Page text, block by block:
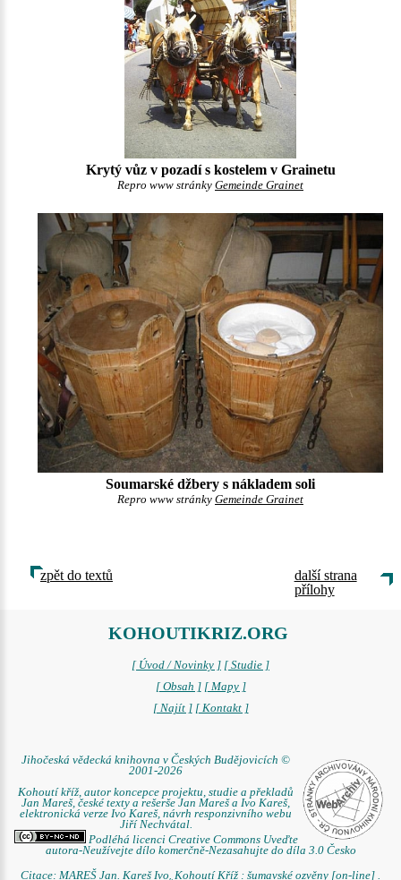
Krytý vůz v pozadí s kostelem v Grainetu
Repro www stránky Gemeinde Grainet
Soumarské džbery s nákladem soli
Repro www stránky Gemeinde Grainet
zpět do textů
další strana
přílohy
KOHOUTIKRIZ.ORG
[ Úvod / Novinky ] [ Studie ]
[ Obsah ] [ Mapy ]
[ Najít ] [ Kontakt ]
Jihočeská vědecká knihovna v Českých Budějovicích ©
2001-2026
Kohoutí kříž, autor koncepce projektu, studie a překladů
Jan Mareš, české texty a rešerše Jan Mareš a Ivo Kareš,
elektronická verze Ivo Kareš, návrh responzivního webu
Jiří Nechvátal.
Podléhá licenci Creative Commons Uveďte
autora-Neužívejte dílo komerčně-Nezasahujte do díla 3.0 Česko
Citace: MAREŠ Jan. Kareš Ivo. Kohoutí Kříž : šumavské ozvěny [on-line] .